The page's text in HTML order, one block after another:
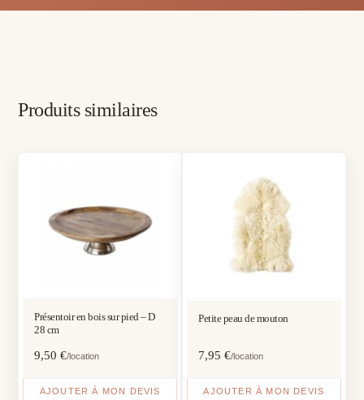
Produits similaires
Présentoir en bois sur pied – D
28 cm
9,50€/location
AJOUTER À MON DEVIS
Petite peau de mouton
7,95 €/location
AJOUTER À MON DEVIS